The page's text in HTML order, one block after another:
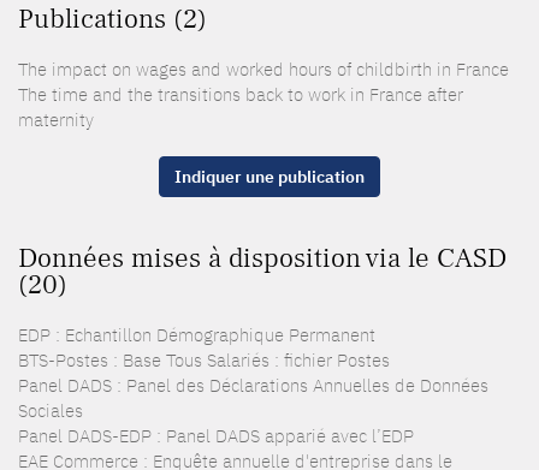
Publications (2)
The impact on wages and worked hours of childbirth in France
The time and the transitions back to work in France after
maternity
Indiquer une publication
Données mises à disposition via le CASD
(20)
EDP : Echantillon Démographique Permanent
BTS-Postes : Base Tous Salariés : fichier Postes
Panel DADS : Panel des Déclarations Annuelles de Données
Sociales
Panel DADS-EDP : Panel DADS apparié avec l’EDP
EAE Commerce : Enquête annuelle d'entreprise dans le